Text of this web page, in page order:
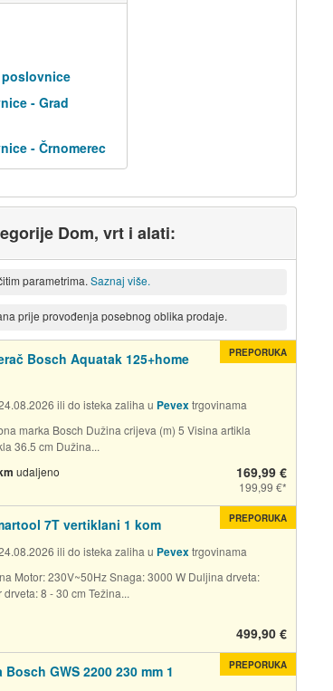
poslovnice
- Grad
- Črnomerec
Dom, vrt i alati:
parametrima. Saznaj više.
prije provođenja posebnog oblika prodaje.
Bosch Aquatak 125+home
ili do isteka zaliha u Pevextrgovinama
marka Bosch Dužina crijeva (m) 5 Visina artikla
36.5 cm Dužina...
udaljeno 169,99 €
199,99 €
PREPORUKA
7T vertiklani 1 kom
ili do isteka zaliha u Pevextrgovinama
Motor: 230V~50Hz Snaga: 3000 W Duljina drveta:
8 - 30 cm Težina...
499,90 €
PREPORUKA
GWS 2200 230 mm 1
PREPORUKA